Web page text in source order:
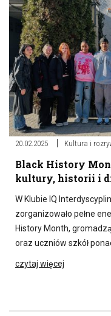
20.02.2025 Kultura i
Black History
kultury, historii i
W Klubie IQ
zorganizowało pełne
History Month,
oraz uczniów szkół
czytaj więcej